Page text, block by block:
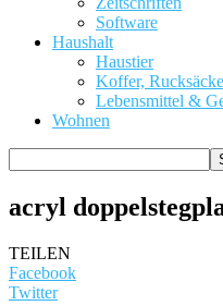
Software
Haushalt
Haustier
Koffer,
Lebensmittel &
Wohnen
acryl
TEILEN
Facebook
Twitter